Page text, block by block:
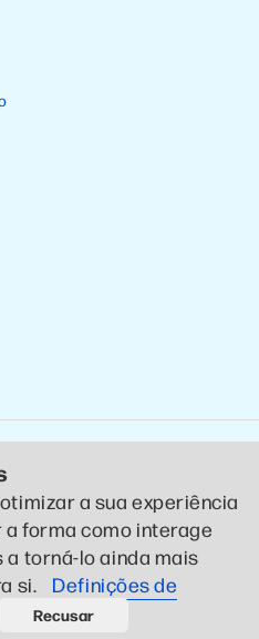
reservados . Política de
a sua experiência
forma como interage
a torná-lo ainda mais
si. Definições de